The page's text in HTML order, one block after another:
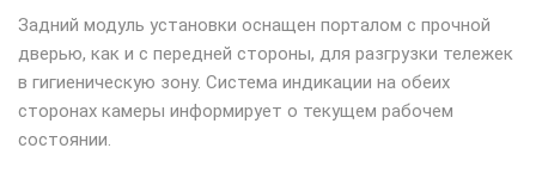
Задний модуль установки оснащен порталом с прочной
дверью, как и с передней стороны, для разгрузки тележек
в гигиеническую зону. Система индикации на обеих
сторонах камеры информирует о текущем рабочем
состоянии.